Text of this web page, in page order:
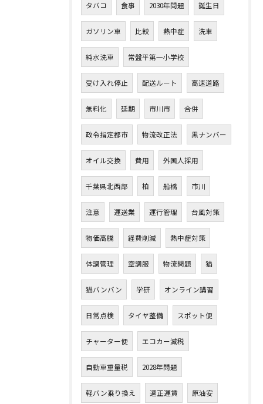
タバコ 食事 2030年問題 誕生日
ガソリン車 比較 熱中症 洗車
純水洗車 常盤平第一小学校
受け入れ停止 配送ルート 高速道路
無料化 延期 市川市 合併
政令指定都市 物流改正法 黒ナンバー
オイル交換 費用 外国人採用
千葉県北西部 柏 船橋 市川
注意 運送業 運行管理 台風対策
物価高騰 経費削減 熱中症対策
体調管理 空調服 物流問題 猫
猫バンバン 学研 オンライン講習
日常点検 タイヤ整備 スポット便
チャーター便 エコカー減税
自動車重量税 2028年問題
軽バン乗り換え 適正運賃 原油安